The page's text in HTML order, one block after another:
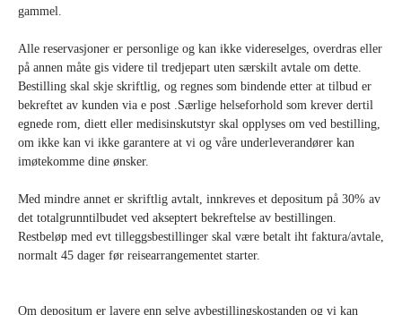
gammel.
Alle reservasjoner er personlige og kan ikke videreselges, overdras eller
på annen måte gis videre til tredjepart uten særskilt avtale om dette.
Bestilling skal skje skriftlig, og regnes som bindende etter at tilbud er
bekreftet av kunden via e post .Særlige helseforhold som krever dertil
egnede rom, diett eller medisinskutstyr skal opplyses om ved bestilling,
om ikke kan vi ikke garantere at vi og våre underleverandører kan
imøtekomme dine ønsker.
Med mindre annet er skriftlig avtalt, innkreves et depositum på 30% av
det totalgrunntilbudet ved akseptert bekreftelse av bestillingen.
Restbeløp med evt tilleggsbestillinger skal være betalt iht faktura/avtale,
normalt 45 dager før reisearrangementet starter.
Om depositum er lavere enn selve avbestillingskostanden og vi kan